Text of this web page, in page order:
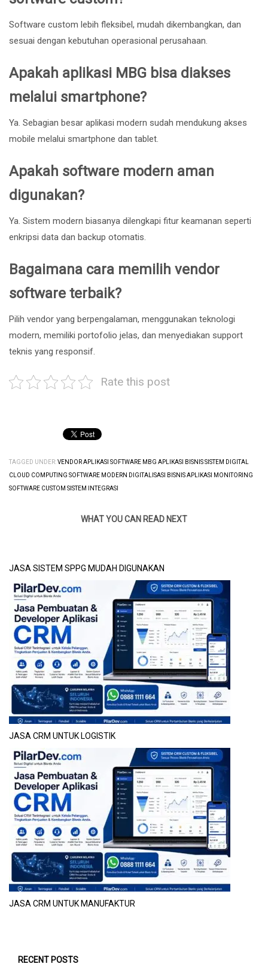
Software custom lebih fleksibel, mudah dikembangkan, dan
sesuai dengan kebutuhan operasional perusahaan.
Apakah aplikasi MBG bisa diakses
melalui smartphone?
Ya. Sebagian besar aplikasi modern sudah mendukung akses
mobile melalui smartphone dan tablet.
Apakah software modern aman
digunakan?
Ya. Sistem modern biasanya dilengkapi fitur keamanan seperti
enkripsi data dan backup otomatis.
Bagaimana cara memilih vendor
software terbaik?
Pilih vendor yang berpengalaman, menggunakan teknologi
modern, memiliki portofolio jelas, dan menyediakan support
teknis yang responsif.
Rate this post
TAGGED UNDER:VENDOR APLIKASI SOFTWARE MBG APLIKASI BISNIS SISTEM DIGITAL
CLOUD COMPUTING SOFTWARE MODERN DIGITALISASI BISNIS APLIKASI MONITORING
SOFTWARE CUSTOM SISTEM INTEGRASI
WHAT YOU CAN READ NEXT
JASA SISTEM SPPG MUDAH DIGUNAKAN
JASA CRM UNTUK LOGISTIK
JASA CRM UNTUK MANUFAKTUR
RECENT POSTS